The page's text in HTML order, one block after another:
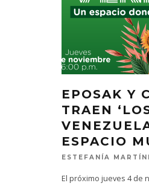
EPOSAK Y
TRAEN
ESPACIO
ESTEFANÍA
El próximo jueves 4 de